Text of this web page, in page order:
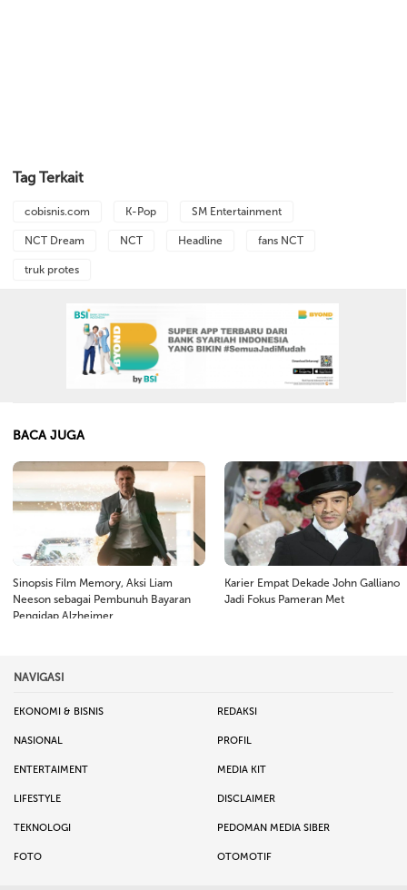
Tag Terkait
cobisnis.com K-Pop SM Entertainment
NCT Dream NCT Headline fans NCT
truk protes
BACA JUGA
Sinopsis Film Memory, Aksi Liam
Neeson sebagai Pembunuh Bayaran
Pengidap Alzheimer
Karier Empat Dekade John Galliano
Jadi Fokus Pameran Met
NAVIGASI
EKONOMI & BISNIS REDAKSI
NASIONAL PROFIL
ENTERTAIMENT MEDIA KIT
LIFESTYLE DISCLAIMER
TEKNOLOGI PEDOMAN MEDIA SIBER
FOTO OTOMOTIF